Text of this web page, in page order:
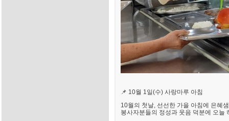
📌 10월 1일(수) 사랑마루 아침
10월의 첫날, 선선한 가을 아침에 은혜
봉사자분들의 정성과 웃음 덕분에 오늘